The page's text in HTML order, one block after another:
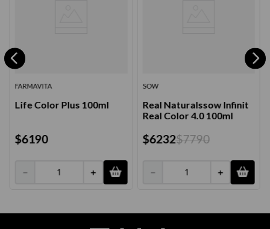
FARMAVITA
Life Color Plus 100ml
$6190
＋
－
SOW
Real Naturalssow Infinit
Real Color 4.0 100ml
$6232$7790
＋
－